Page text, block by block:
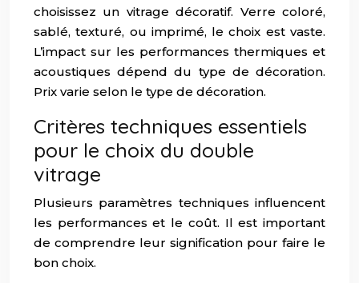
choisissez un vitrage décoratif. Verre coloré,
sablé, texturé, ou imprimé, le choix est vaste.
L’impact sur les performances thermiques et
acoustiques dépend du type de décoration.
Prix varie selon le type de décoration.
Critères techniques essentiels
pour le choix du double
vitrage
Plusieurs paramètres techniques influencent
les performances et le coût. Il est important
de comprendre leur signification pour faire le
bon choix.